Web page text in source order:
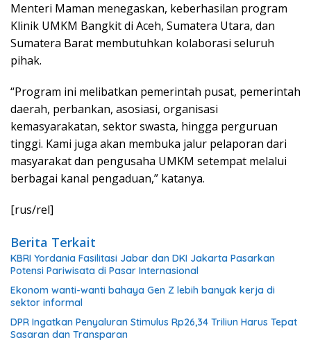
Menteri Maman menegaskan, keberhasilan program
Klinik UMKM Bangkit di Aceh, Sumatera Utara, dan
Sumatera Barat membutuhkan kolaborasi seluruh
pihak.
“Program ini melibatkan pemerintah pusat, pemerintah
daerah, perbankan, asosiasi, organisasi
kemasyarakatan, sektor swasta, hingga perguruan
tinggi. Kami juga akan membuka jalur pelaporan dari
masyarakat dan pengusaha UMKM setempat melalui
berbagai kanal pengaduan,” katanya.
[rus/rel]
Berita Terkait
KBRI Yordania Fasilitasi Jabar dan DKI Jakarta Pasarkan
Potensi Pariwisata di Pasar Internasional
Ekonom wanti-wanti bahaya Gen Z lebih banyak kerja di
sektor informal
DPR Ingatkan Penyaluran Stimulus Rp26,34 Triliun Harus Tepat
Sasaran dan Transparan